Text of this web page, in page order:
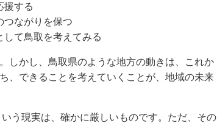
援する
つながりを保つ
して鳥取を考えてみる
しかし、鳥取県のような地方の動きは、これか
、できることを考えていくことが、地域の未来
う現実は、確かに厳しいものです。ただ、その